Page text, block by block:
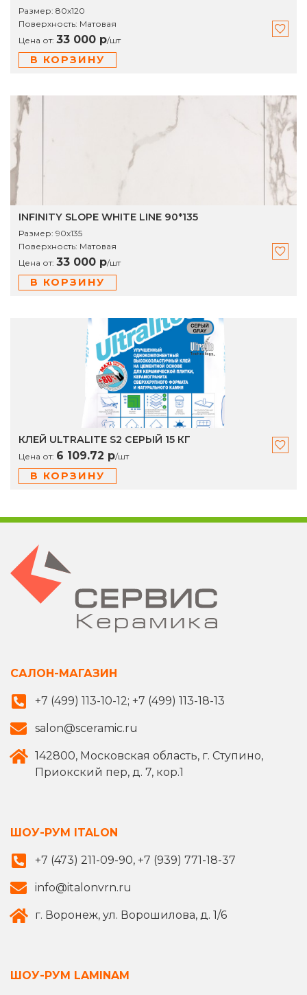
Размер: 80х120
Поверхность: Матовая
Цена от: 33 000 р/шт
В КОРЗИНУ
INFINITY SLOPE WHITE LINЕ 90*135
Размер: 90х135
Поверхность: Матовая
Цена от: 33 000 р/шт
В КОРЗИНУ
КЛЕЙ ULTRALITE S2 СЕРЫЙ 15 КГ
Цена от: 6 109.72 р/шт
В КОРЗИНУ
САЛОН-МАГАЗИН
+7 (499) 113-10-12; +7 (499) 113-18-13
salon@sceramic.ru
142800, Московская область, г. Ступино,
Приокский пер, д. 7, кор.1
ШОУ-РУМ ITALON
+7 (473) 211-09-90, +7 (939) 771-18-37
info@italonvrn.ru
г. Воронеж, ул. Ворошилова, д. 1/6
ШОУ-РУМ LAMINAM